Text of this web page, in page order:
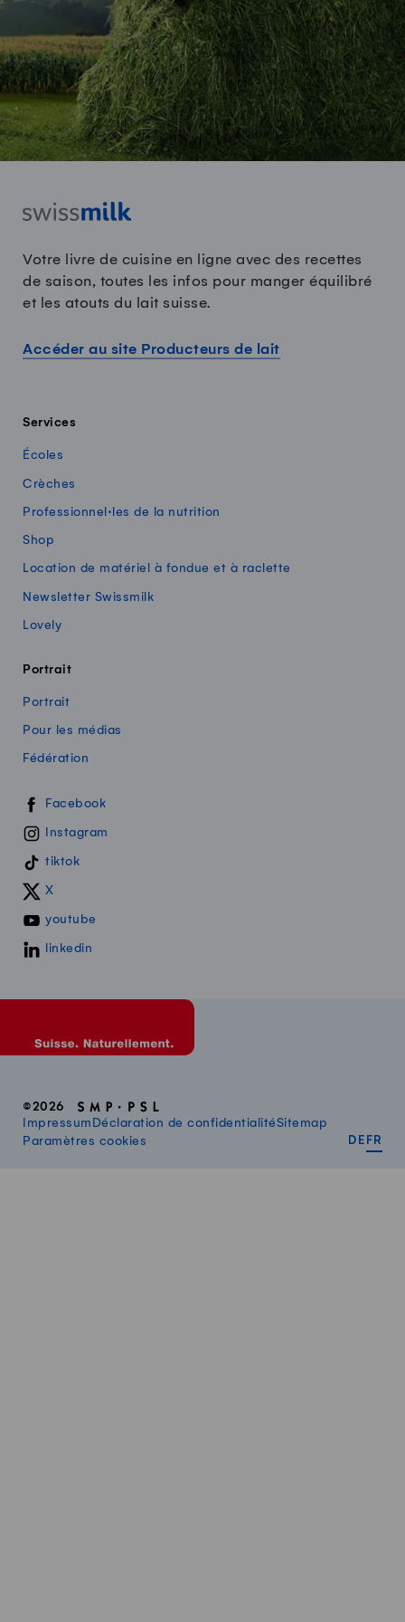
Votre livre de cuisine en ligne avec des recettes
de saison, toutes les infos pour manger équilibré
et les atouts du lait suisse.
Accéder au site Producteurs de lait
Services
Écoles
Crèches
Professionnel·les de la nutrition
Shop
Location de matériel à fondue et à raclette
Newsletter Swissmilk
Lovely
Portrait
Portrait
Pour les médias
Fédération
Swissmilk sur les réseaux sociaux
Facebook
Instagram
tiktok
X
youtube
linkedin
©2026
Impressum Déclaration de confidentialitéSitemap
Paramètres cookies
DE FR